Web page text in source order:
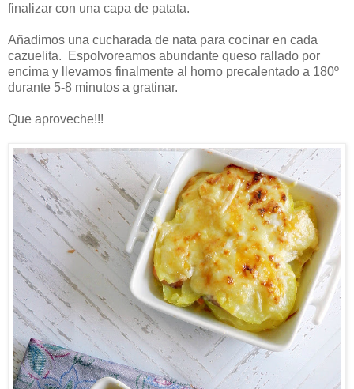
finalizar con una capa de patata.
Añadimos una cucharada de nata para cocinar en cada
cazuelita. Espolvoreamos abundante queso rallado por
encima y llevamos finalmente al horno precalentado a 180º
durante 5-8 minutos a gratinar.
Que aproveche!!!